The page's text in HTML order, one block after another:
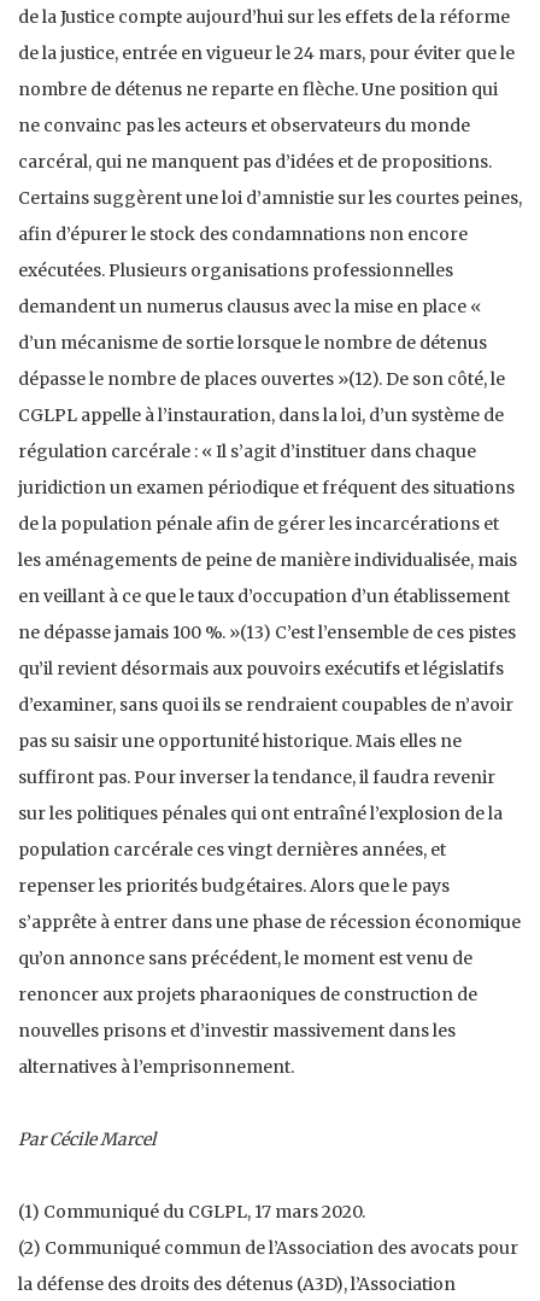
de la Justice compte aujourd’hui sur les effets de la réforme
de la justice, entrée en vigueur le 24 mars, pour éviter que le
nombre de détenus ne reparte en flèche. Une position qui
ne convainc pas les acteurs et observateurs du monde
carcéral, qui ne manquent pas d’idées et de propositions.
Certains suggèrent une loi d’amnistie sur les courtes peines,
afin d’épurer le stock des condamnations non encore
exécutées. Plusieurs organisations professionnelles
demandent un numerus clausus avec la mise en place «
d’un mécanisme de sortie lorsque le nombre de détenus
dépasse le nombre de places ouvertes »(12). De son côté, le
CGLPL appelle à l’instauration, dans la loi, d’un système de
régulation carcérale : « Il s’agit d’instituer dans chaque
juridiction un examen périodique et fréquent des situations
de la population pénale afin de gérer les incarcérations et
les aménagements de peine de manière individualisée, mais
en veillant à ce que le taux d’occupation d’un établissement
ne dépasse jamais 100 %. »(13) C’est l’ensemble de ces pistes
qu’il revient désormais aux pouvoirs exécutifs et législatifs
d’examiner, sans quoi ils se rendraient coupables de n’avoir
pas su saisir une opportunité historique. Mais elles ne
suffiront pas. Pour inverser la tendance, il faudra revenir
sur les politiques pénales qui ont entraîné l’explosion de la
population carcérale ces vingt dernières années, et
repenser les priorités budgétaires. Alors que le pays
s’apprête à entrer dans une phase de récession économique
qu’on annonce sans précédent, le moment est venu de
renoncer aux projets pharaoniques de construction de
nouvelles prisons et d’investir massivement dans les
alternatives à l’emprisonnement.
Par Cécile Marcel
(1) Communiqué du CGLPL, 17 mars 2020.
(2) Communiqué commun de l’Association des avocats pour
la défense des droits des détenus (A3D), l’Association